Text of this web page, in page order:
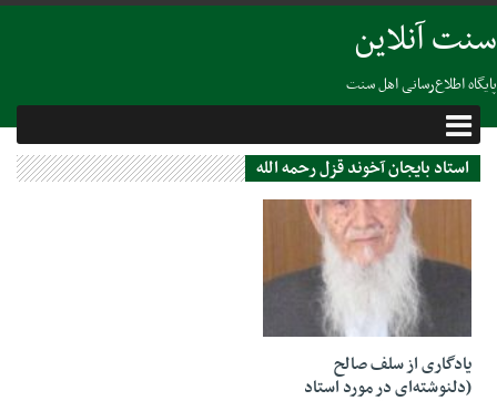
سنت آنلاین
پایگاه اطلاع‌رسانی اهل سنت
استاد بایجان آخوند قزل رحمه الله
یادگاری از سلف صالح
(دلنوشته‌ای در مورد استاد